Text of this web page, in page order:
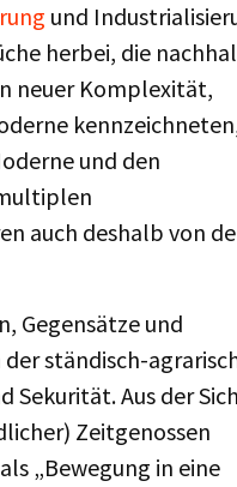
und
herbei, die
neuer Komplexität,
und den
auch deshalb von
Gegensätze und
ständisch-
Sekurität. Aus der
Zeitgenossen
„Bewegung in eine